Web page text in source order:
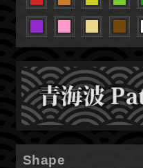
Shape